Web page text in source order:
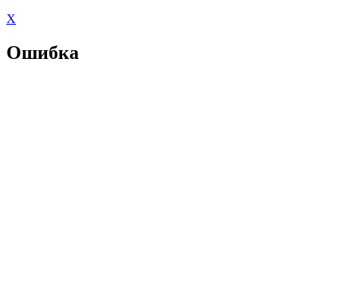
X
Ошибка